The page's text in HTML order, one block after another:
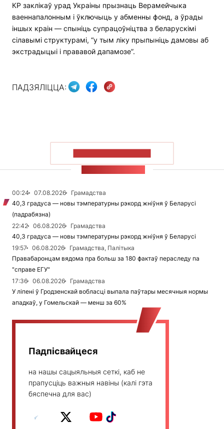
КР заклікаў урад Украіны прызнаць Верамейчыка
ваеннапалонным і ўключыць у абменны фонд, а ўрады
іншых краін — спыніць супрацоўніцтва з беларускімі
сілавымі структурамі, “у тым ліку прыпыніць дамовы аб
экстрадыцыі і прававой дапамозе”.
ПАДЗЯЛІЦЦА:
00:24 07.08.2026
Грамадства
40,3 градуса — новы тэмпературны рэкорд жніўня ў Беларусі
(падрабязна)
22:42
06.08.2026
Грамадства
40,3 градуса — новы тэмпературны рэкорд жніўня ў Беларусі
19:57
06.08.2026
Грамадства, Палітыка
Правабаронцам вядома пра больш за 180 фактаў пераследу па
"справе ЕГУ"
17:36
06.08.2026
Грамадства
У ліпені ў Гродзенскай вобласці выпала паўтары месячныя нормы
ападкаў, у Гомельскай — менш за 60%
Падпісвайцеся
на нашы сацыяльныя сеткі, каб не
прапусціць важныя навіны (калі гэта
бяспечна для вас)